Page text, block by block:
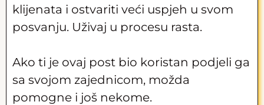
klijenata i ostvariti veći uspjeh u svom
posvanju. Uživaj u procesu rasta.
Ako ti je ovaj post bio koristan podjeli ga
sa svojom zajednicom, možda
pomogne i još nekome.